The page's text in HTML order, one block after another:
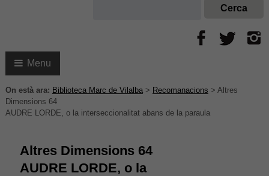
Menu
On està ara: Biblioteca Marc de Vilalba> Recomanacions > Altres
Dimensions 64
AUDRE LORDE, o la interseccionalitat abans de la paraula
Altres Dimensions 64
AUDRE LORDE, o la